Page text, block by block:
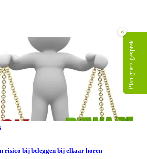
risico bij beleggen bij elkaar horen
×
Plan gratis gesprek